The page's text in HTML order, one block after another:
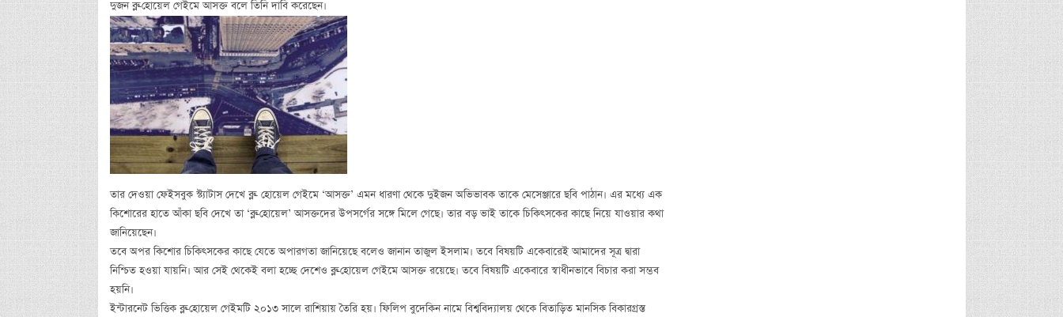
দুজন ব্লু-হোয়েল গেইমে আসক্ত বলে তিনি দাবি করেছেন।
তার দেওয়া ফেইসবুক স্ট্যাটাস দেখে ব্লু- হোয়েল গেইমে ‘আসক্ত’ এমন ধারণা থেকে দুইজন অভিভাবক তাকে মেসেঞ্জারে ছবি পাঠান। এর মধ্যে এক
কিশোরের হাতে আঁকা ছবি দেখে তা ‘ব্লু-হোয়েল’ আসক্তদের উপসর্গের সঙ্গে মিলে গেছে। তার বড় ভাই তাকে চিকিৎসকের কাছে নিয়ে যাওয়ার কথা
জানিয়েছেন।
তবে অপর কিশোর চিকিৎসকের কাছে যেতে অপারগতা জানিয়েছে বলেও জানান তাজুল ইসলাম। তবে বিষয়টি একেবারেই আমাদের সূত্র দ্বারা
নিশ্চিত হওয়া যায়নি। আর সেই থেকেই বলা হচ্ছে দেশেও ব্লু-হোয়েল গেইমে আসক্ত রয়েছে। তবে বিষয়টি একেবারে স্বাধীনভাবে বিচার করা সম্ভব
হয়নি।
ইন্টারনেট ভিত্তিক ব্লু-হোয়েল গেইমটি ২০১৩ সালে রাশিয়ায় তৈরি হয়। ফিলিপ বুদেকিন নামে বিশ্ববিদ্যালয় থেকে বিতাড়িত মানসিক বিকারগ্রস্ত